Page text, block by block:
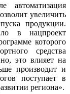
увеличить
продукции.
в нацпроект
которого
средства
это влияет на
производит и
поступает в
региона».